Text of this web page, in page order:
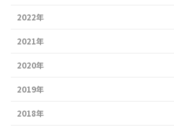
2022年
2021年
2020年
2019年
2018年